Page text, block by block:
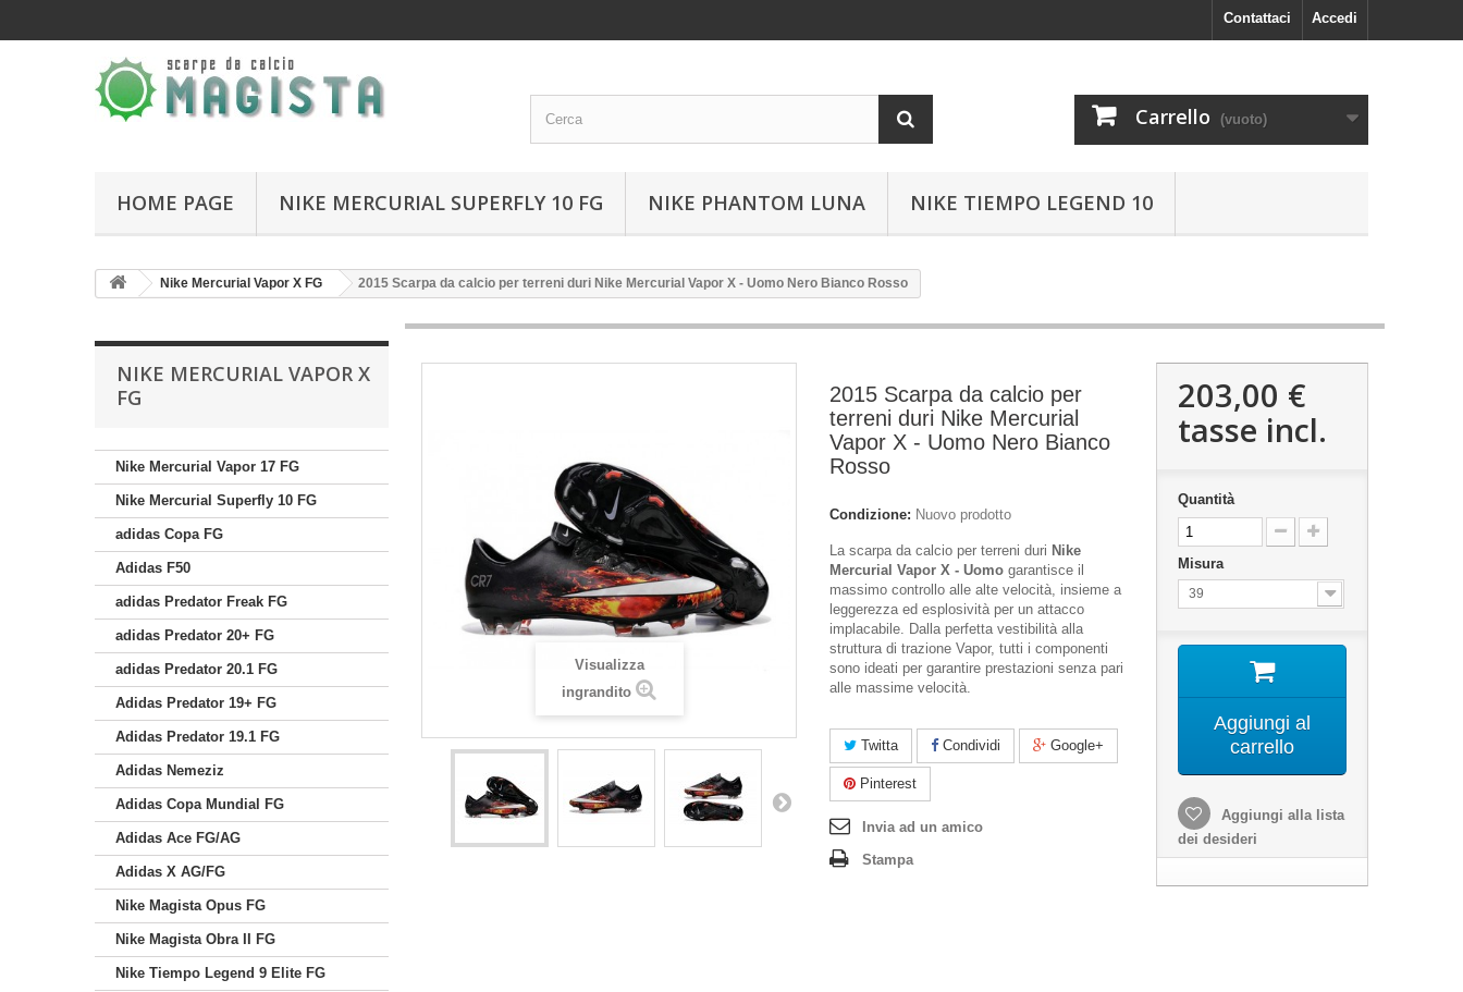
Accedi
Contattaci
Carrello (vuoto)
HOME PAGE NIKE MERCURIAL SUPERFLY 10 FG NIKE PHANTOM LUNA NIKE TIEMPO LEGEND 10
Nike Mercurial Vapor X FG 2015 Scarpa da calcio per terreni duri Nike Mercurial Vapor X - Uomo Nero Bianco Rosso
NIKE MERCURIAL VAPOR X
FG
Nike Mercurial Vapor 17 FG
Nike Mercurial Superfly 10 FG
adidas Copa FG
Adidas F50
adidas Predator Freak FG
adidas Predator 20+ FG
adidas Predator 20.1 FG
Adidas Predator 19+ FG
Adidas Predator 19.1 FG
Adidas Nemeziz
Adidas Copa Mundial FG
Adidas Ace FG/AG
Adidas X AG/FG
Nike Magista Opus FG
Nike Magista Obra II FG
Nike Tiempo Legend 9 Elite FG
Visualizza
ingrandito
2015 Scarpa da calcio per
terreni duri Nike Mercurial
Vapor X - Uomo Nero Bianco
Rosso
Condizione: Nuovo prodotto
La scarpa da calcio per terreni duri Nike
Mercurial Vapor X - Uomo garantisce il
massimo controllo alle alte velocità, insieme a
leggerezza ed esplosività per un attacco
implacabile. Dalla perfetta vestibilità alla
struttura di trazione Vapor, tutti i componenti
sono ideati per garantire prestazioni senza pari
alle massime velocità.
Twitta Condividi Google+
Pinterest
Invia ad un amico
Stampa
203,00 €
tasse incl.
Quantità
Misura
39
Aggiungi al
carrello
Aggiungi alla lista
dei desideri